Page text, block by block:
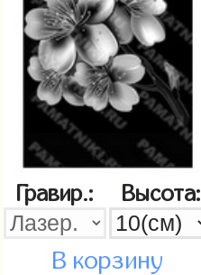
Гравир.: Высота:
В корзину